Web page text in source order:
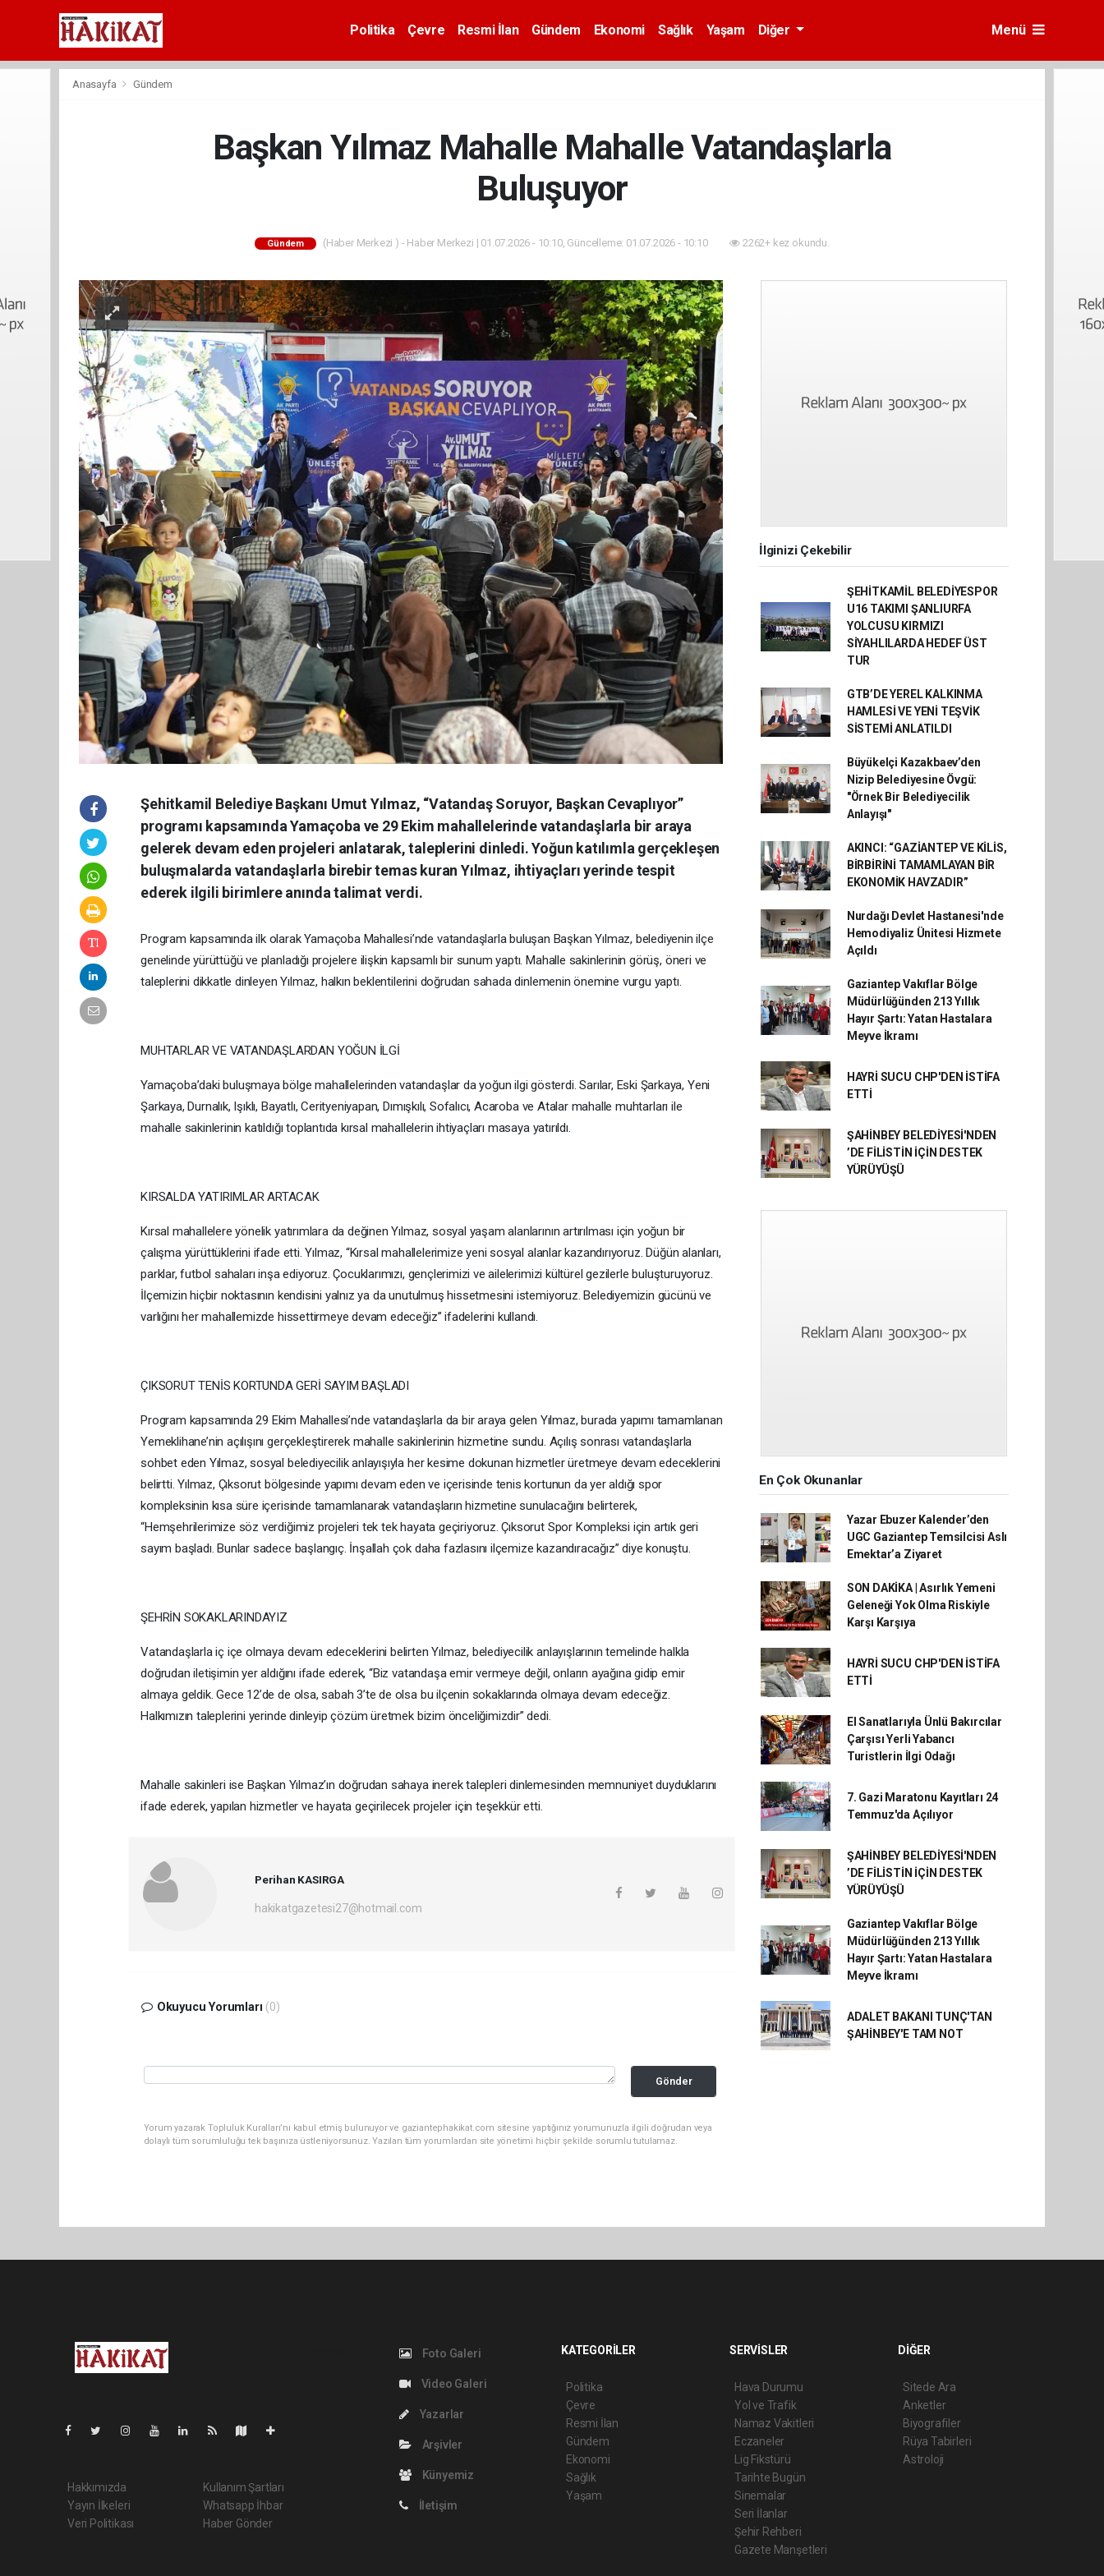
Politika Çevre Resmi İlan Gündem Ekonomi Sağlık Yaşam Diğer Menü
Anasayfa Gündem
Başkan Yılmaz Mahalle Mahalle Vatandaşlarla
Buluşuyor
Gündem (Haber Merkezi ) - Haber Merkezi | 01.07.2026 - 10:10, Güncelleme: 01.07.2026 - 10:10 2262+ kez okundu.
Şehitkamil Belediye Başkanı Umut Yılmaz, “Vatandaş Soruyor, Başkan Cevaplıyor”
programı kapsamında Yamaçoba ve 29 Ekim mahallelerinde vatandaşlarla bir araya
gelerek devam eden projeleri anlatarak, taleplerini dinledi. Yoğun katılımla gerçekleşen
buluşmalarda vatandaşlarla birebir temas kuran Yılmaz, ihtiyaçları yerinde tespit
ederek ilgili birimlere anında talimat verdi.
Program kapsamında ilk olarak Yamaçoba Mahallesi’nde vatandaşlarla buluşan Başkan Yılmaz, belediyenin ilçe
genelinde yürüttüğü ve planladığı projelere ilişkin kapsamlı bir sunum yaptı. Mahalle sakinlerinin görüş, öneri ve
taleplerini dikkatle dinleyen Yılmaz, halkın beklentilerini doğrudan sahada dinlemenin önemine vurgu yaptı.
MUHTARLAR VE VATANDAŞLARDAN YOĞUN İLGİ
Yamaçoba’daki buluşmaya bölge mahallelerinden vatandaşlar da yoğun ilgi gösterdi. Sarılar, Eski Şarkaya, Yeni
Şarkaya, Durnalık, Işıklı, Bayatlı, Cerityeniyapan, Dımışkılı, Sofalıcı, Acaroba ve Atalar mahalle muhtarları ile
mahalle sakinlerinin katıldığı toplantıda kırsal mahallelerin ihtiyaçları masaya yatırıldı.
KIRSALDA YATIRIMLAR ARTACAK
Kırsal mahallelere yönelik yatırımlara da değinen Yılmaz, sosyal yaşam alanlarının artırılması için yoğun bir
çalışma yürüttüklerini ifade etti. Yılmaz, “Kırsal mahallelerimize yeni sosyal alanlar kazandırıyoruz. Düğün alanları,
parklar, futbol sahaları inşa ediyoruz. Çocuklarımızı, gençlerimizi ve ailelerimizi kültürel gezilerle buluşturuyoruz.
İlçemizin hiçbir noktasının kendisini yalnız ya da unutulmuş hissetmesini istemiyoruz. Belediyemizin gücünü ve
varlığını her mahallemizde hissettirmeye devam edeceğiz” ifadelerini kullandı.
ÇIKSORUT TENİS KORTUNDA GERİ SAYIM BAŞLADI
Program kapsamında 29 Ekim Mahallesi’nde vatandaşlarla da bir araya gelen Yılmaz, burada yapımı tamamlanan
Yemeklihane’nin açılışını gerçekleştirerek mahalle sakinlerinin hizmetine sundu. Açılış sonrası vatandaşlarla
sohbet eden Yılmaz, sosyal belediyecilik anlayışıyla her kesime dokunan hizmetler üretmeye devam edeceklerini
belirtti. Yılmaz, Çıksorut bölgesinde yapımı devam eden ve içerisinde tenis kortunun da yer aldığı spor
kompleksinin kısa süre içerisinde tamamlanarak vatandaşların hizmetine sunulacağını belirterek,
“Hemşehrilerimize söz verdiğimiz projeleri tek tek hayata geçiriyoruz. Çıksorut Spor Kompleksi için artık geri
sayım başladı. Bunlar sadece başlangıç. İnşallah çok daha fazlasını ilçemize kazandıracağız” diye konuştu.
ŞEHRİN SOKAKLARINDAYIZ
Vatandaşlarla iç içe olmaya devam edeceklerini belirten Yılmaz, belediyecilik anlayışlarının temelinde halkla
doğrudan iletişimin yer aldığını ifade ederek, “Biz vatandaşa emir vermeye değil, onların ayağına gidip emir
almaya geldik. Gece 12’de de olsa, sabah 3’te de olsa bu ilçenin sokaklarında olmaya devam edeceğiz.
Halkımızın taleplerini yerinde dinleyip çözüm üretmek bizim önceliğimizdir” dedi.
Mahalle sakinleri ise Başkan Yılmaz’ın doğrudan sahaya inerek talepleri dinlemesinden memnuniyet duyduklarını
ifade ederek, yapılan hizmetler ve hayata geçirilecek projeler için teşekkür etti.
Perihan KASIRGA
hakikatgazetesi27@hotmail.com
Okuyucu Yorumları (0)
Gönder
Yorum yazarak Topluluk Kuralları’nı kabul etmiş bulunuyor ve gaziantephakikat.com sitesine yaptığınız yorumunuzla ilgili doğrudan veya
dolaylı tüm sorumluluğu tek başınıza üstleniyorsunuz. Yazılan tüm yorumlardan site yönetimi hiçbir şekilde sorumlu tutulamaz.
İlginizi Çekebilir
ŞEHİTKAMİL BELEDİYESPOR
U16 TAKIMI ŞANLIURFA
YOLCUSU KIRMIZI
SİYAHLILARDA HEDEF ÜST
TUR
GTB’DE YEREL KALKINMA
HAMLESİ VE YENİ TEŞVİK
SİSTEMİ ANLATILDI
Büyükelçi Kazakbaev’den
Nizip Belediyesine Övgü:
"Örnek Bir Belediyecilik
Anlayışı"
AKINCI: “GAZİANTEP VE KİLİS,
BİRBİRİNİ TAMAMLAYAN BİR
EKONOMİK HAVZADIR”
Nurdağı Devlet Hastanesi'nde
Hemodiyaliz Ünitesi Hizmete
Açıldı
Gaziantep Vakıflar Bölge
Müdürlüğünden 213 Yıllık
Hayır Şartı: Yatan Hastalara
Meyve İkramı
HAYRİ SUCU CHP'DEN İSTİFA
ETTİ
ŞAHİNBEY BELEDİYESİ'NDEN
’DE FİLİSTİN İÇİN DESTEK
YÜRÜYÜŞÜ
En Çok Okunanlar
Yazar Ebuzer Kalender’den
UGC Gaziantep Temsilcisi Aslı
Emektar’a Ziyaret
SON DAKİKA | Asırlık Yemeni
Geleneği Yok Olma Riskiyle
Karşı Karşıya
HAYRİ SUCU CHP'DEN İSTİFA
ETTİ
El Sanatlarıyla Ünlü Bakırcılar
Çarşısı Yerli Yabancı
Turistlerin İlgi Odağı
7. Gazi Maratonu Kayıtları 24
Temmuz'da Açılıyor
ŞAHİNBEY BELEDİYESİ'NDEN
’DE FİLİSTİN İÇİN DESTEK
YÜRÜYÜŞÜ
Gaziantep Vakıflar Bölge
Müdürlüğünden 213 Yıllık
Hayır Şartı: Yatan Hastalara
Meyve İkramı
ADALET BAKANI TUNÇ'TAN
ŞAHİNBEY'E TAM NOT
Hakkımızda
Yayın İlkeleri
Veri Politikası
Kullanım Şartları
Whatsapp İhbar
Haber Gönder
Foto Galeri
Video Galeri
Yazarlar
Arşivler
Künyemiz
İletişim
KATEGORİLER
Politika
Çevre
Resmi İlan
Gündem
Ekonomi
Sağlık
Yaşam
SERVİSLER
Hava Durumu
Yol ve Trafik
Namaz Vakitleri
Eczaneler
Lig Fikstürü
Tarihte Bugün
Sinemalar
Seri İlanlar
Şehir Rehberi
Gazete Manşetleri
DİĞER
Sitede Ara
Anketler
Biyografiler
Rüya Tabirleri
Astroloji